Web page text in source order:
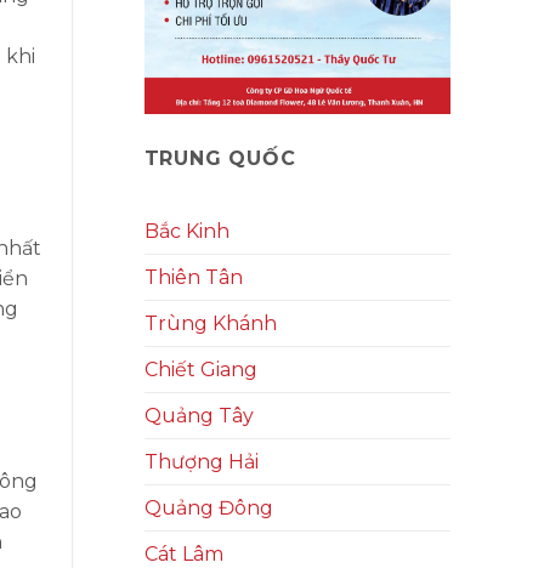
khi
TRUNG QUỐC
Bắc Kinh
Thiên Tân
Trùng Khánh
Chiết Giang
Quảng Tây
Thượng Hải
Quảng Đông
Cát Lâm